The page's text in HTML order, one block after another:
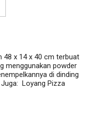
48 x 14 x 40 cm terbuat
menggunakan powder
di dinding
Loyang Pizza